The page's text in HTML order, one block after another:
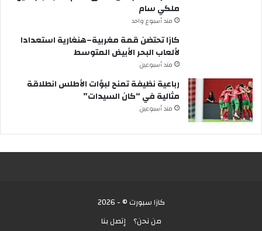
ملكي سام
مند أسبوع واحد
كازا تحتضن قمة مغربية–هنغارية استعدادا
لألعاب البحر الأبيض المتوسط
مند أسبوعين
رباعية نظيفة تمنح لبؤات الأطلس انطلاقة
مثالية في “كان السيدات”
مند أسبوعين
كازا سبورت © - 2026
من نحن؟
إتصل بنا